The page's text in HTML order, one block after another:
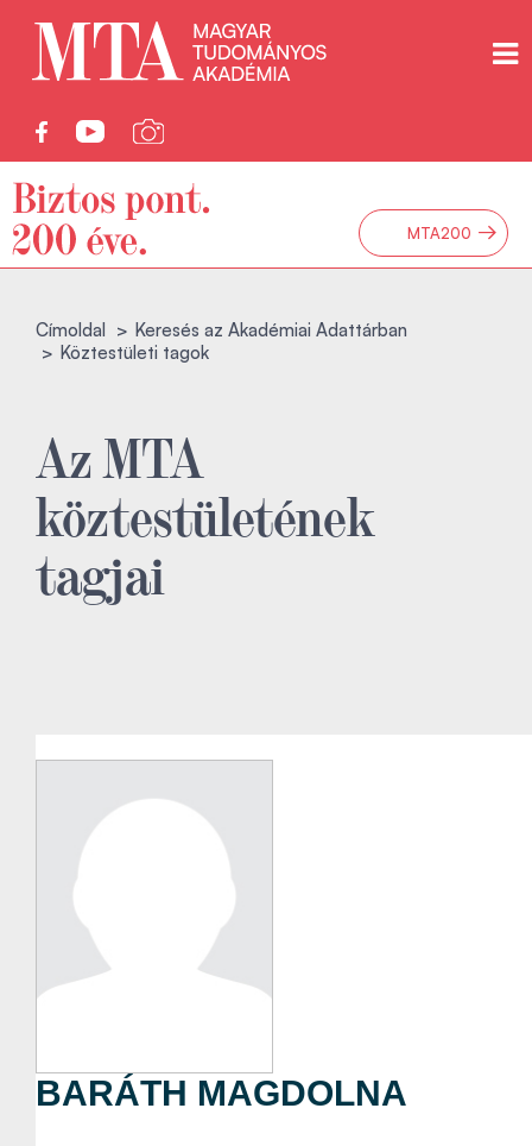
MTA200 →
Címoldal
Keresés az Akadémiai Adattárban
Köztestületi tagok
Az MTA
köztestületének
tagjai
BARÁTH MAGDOLNA